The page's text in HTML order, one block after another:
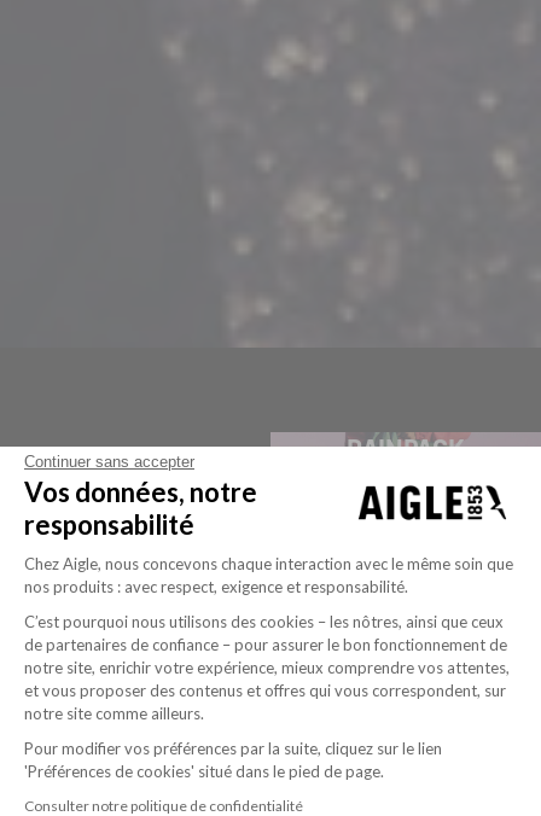
RAINPACK
RAINPACK DOG
RAINPACK WARM
Continuer sans accepter
Vos données, notre
responsabilité
Chez Aigle, nous concevons chaque interaction avec le même soin que
nos produits : avec respect, exigence et responsabilité.
C’est pourquoi nous utilisons des cookies – les nôtres, ainsi que ceux
de partenaires de confiance – pour assurer le bon fonctionnement de
notre site, enrichir votre expérience, mieux comprendre vos attentes,
et vous proposer des contenus et offres qui vous correspondent, sur
notre site comme ailleurs.
Pour modifier vos préférences par la suite, cliquez sur le lien
'Préférences de cookies' situé dans le pied de page.
Consulter notre politique de confidentialité